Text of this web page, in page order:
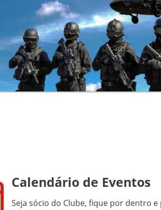
Calendário de Eventos
Seja sócio do Clube, fique por dentro